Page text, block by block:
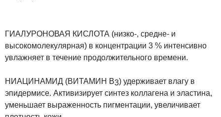
ГИАЛУРОНОВАЯ КИСЛОТА (низко-, средне- и
высокомолекулярная) в концентрации 3 % интенсивно
увлажняет в течение продолжительного времени.
НИАЦИНАМИД (ВИТАМИН B3) удерживает влагу в
эпидермисе. Активизирует синтез коллагена и эластина,
уменьшает выраженность пигментации, увеличивает